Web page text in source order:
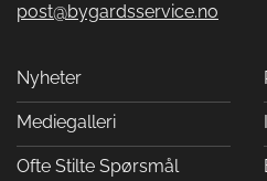
post@bygardsservice.no
Nyheter
Mediegalleri
Ofte Stilte Spørsmål